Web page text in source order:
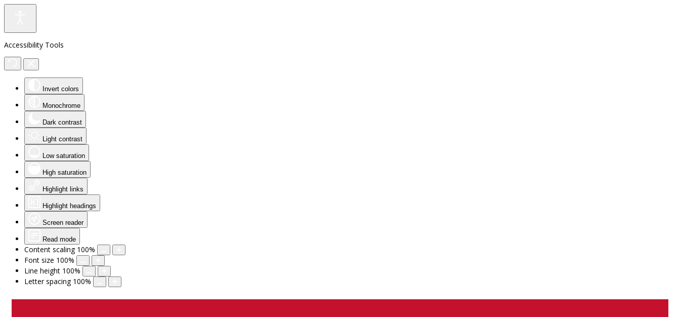
Accessibility Tools
Invert colors
Monochrome
Dark contrast
Light contrast
Low saturation
High saturation
Highlight links
Highlight headings
Screen reader
Read mode
Content scaling 100%
Font size 100%
Line height 100%
Letter spacing 100%